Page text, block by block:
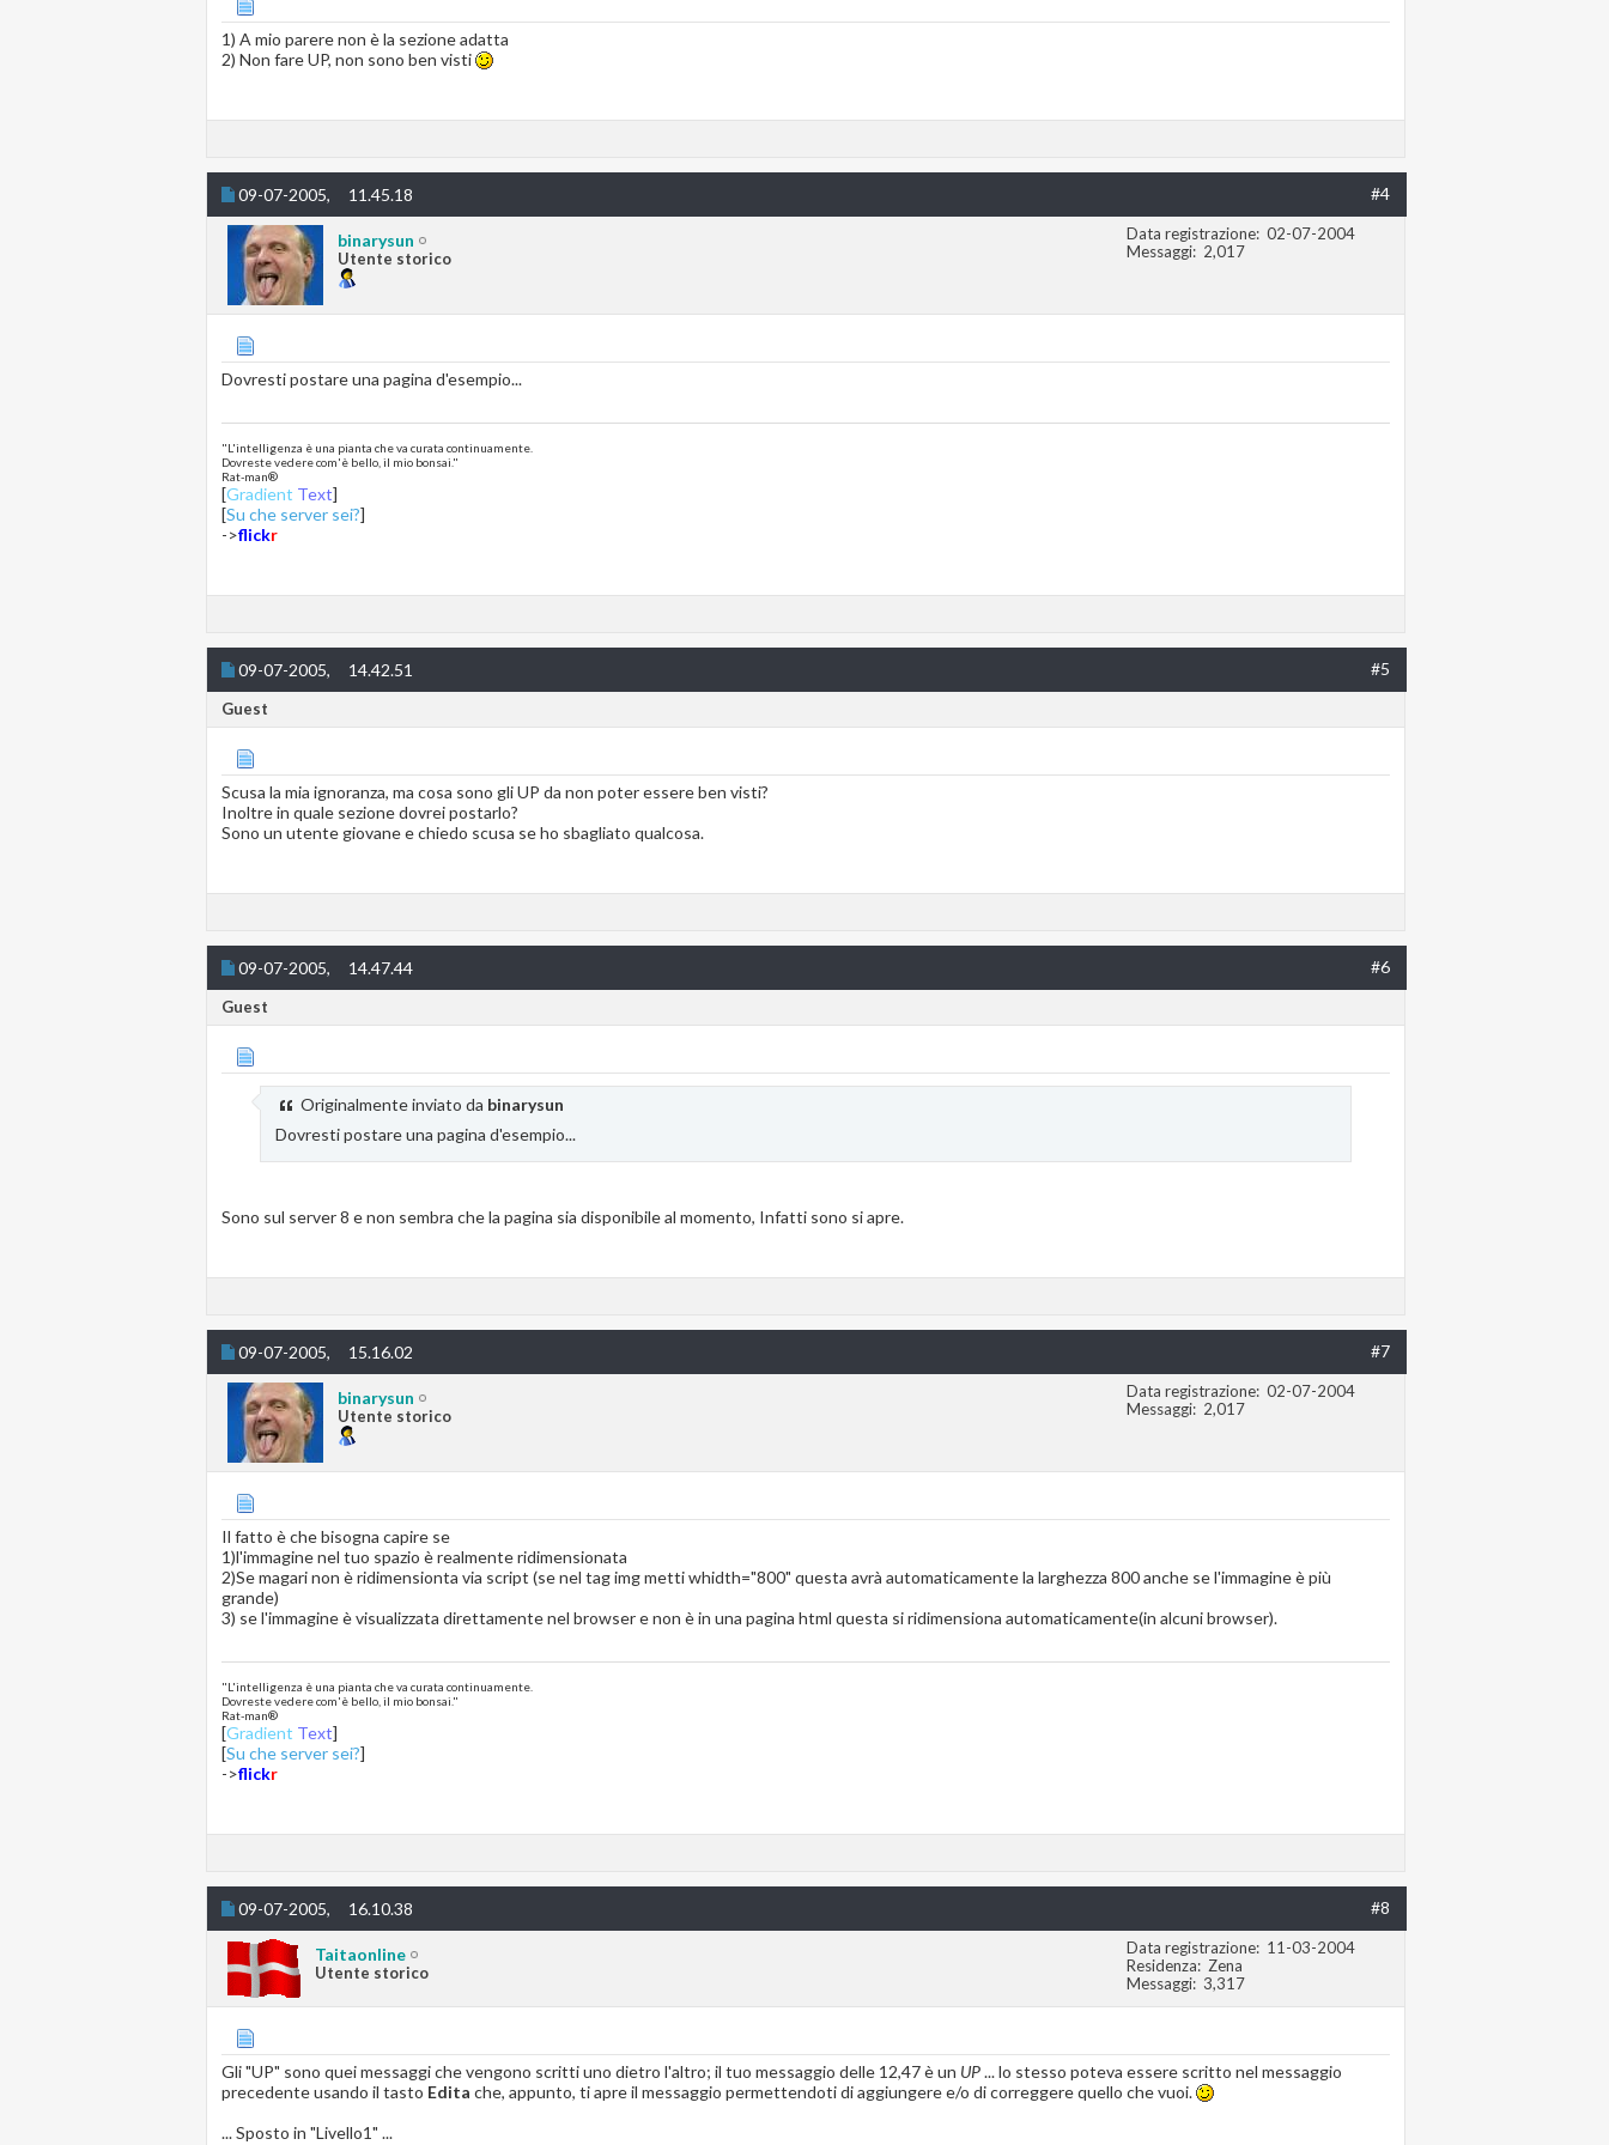
1) A mio parere non è la sezione adatta
2) Non fare UP, non sono ben visti
09-07-2005, 11.45.18 #4
binarysun
Utente storico
Data registrazione 02-07-2004
Messaggi
2,017
Dovresti postare una pagina d'esempio...
"L'intelligenza è una pianta che va curata continuamente.
Dovreste vedere com'è bello, il mio bonsai."
Rat-man®
[Gradient Text]
[Su che server sei?]
->flickr
09-07-2005, 14.42.51 #5
Guest
Scusa la mia ignoranza, ma cosa sono gli UP da non poter essere ben visti?
Inoltre in quale sezione dovrei postarlo?
Sono un utente giovane e chiedo scusa se ho sbagliato qualcosa.
09-07-2005, 14.47.44 #6
Guest
Originalmente inviato da binarysun
Dovresti postare una pagina d'esempio...
Sono sul server 8 e non sembra che la pagina sia disponibile al momento, Infatti sono si apre.
09-07-2005, 15.16.02 #7
binarysun
Utente storico
Data registrazione 02-07-2004
Messaggi
2,017
Il fatto è che bisogna capire se
1)l'immagine nel tuo spazio è realmente ridimensionata
2)Se magari non è ridimensionta via script (se nel tag img metti whidth="800" questa avrà automaticamente la larghezza 800 anche se l'immagine è più
grande)
3) se l'immagine è visualizzata direttamente nel browser e non è in una pagina html questa si ridimensiona automaticamente(in alcuni browser).
"L'intelligenza è una pianta che va curata continuamente.
Dovreste vedere com'è bello, il mio bonsai."
Rat-man®
[Gradient Text]
[Su che server sei?]
->flickr
09-07-2005, 16.10.38 #8
Taitaonline
Utente storico
Data registrazione
11-03-2004
Residenza
Zena
Messaggi 3,317
Gli "UP" sono quei messaggi che vengono scritti uno dietro l'altro; il tuo messaggio delle 12,47 è un UP... lo stesso poteva essere scritto nel messaggio
precedente usando il tasto Edita che, appunto, ti apre il messaggio permettendoti di aggiungere e/o di correggere quello che vuoi.
... Sposto in "Livello1" ...